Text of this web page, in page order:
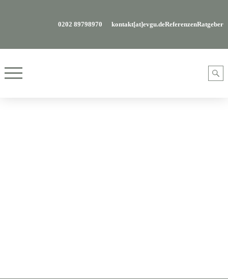
0202 89798970 kontakt[at]evgu.deReferenzenRatgeber